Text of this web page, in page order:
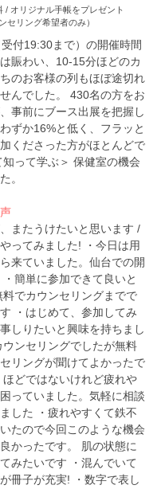
/ オリジナル手帳をプレゼント
セリング希望者のみ）
付19:30まで）の開催時間
賑わい、10-15分ほどのカ
のお客様の列もほぼ途切れ
んでした。 430名の方をお
事前にブース出展を把握し
ずか16%と低く、フラッと
くださった方がほとんどで
って学ぶ＞ 保健室の機会
。
またうけたいと思います /
ってみました! ・今日は用
来ていました。仙台での開
簡単に参加できて良いと
でカウンセリングまでで
・はじめて、参加してみ
しりたいと興味を持ちまし
ンセリングでしたが無料
リングが聞けてよかったで
どではないけれど疲れや
っていました。気軽に相談
した ・疲れやすくて鉄不
たので今回このような機会
かったです。 肌の状態に
みたいです ・混んでいて
冊子が充実! ・数字で表し